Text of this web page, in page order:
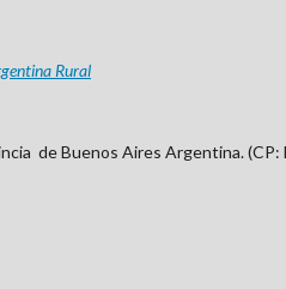
Rural
de Buenos Aires Argentina. (CP: